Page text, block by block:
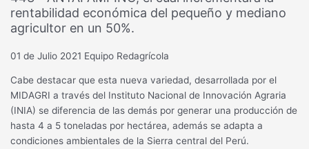
rentabilidad económica del pequeño y mediano
agricultor en un 50%.
01 de Julio 2021 Equipo Redagrícola
Cabe destacar que esta nueva variedad, desarrollada por el
MIDAGRI a través del Instituto Nacional de Innovación Agraria
(INIA) se diferencia de las demás por generar una producción de
hasta 4 a 5 toneladas por hectárea, además se adapta a
condiciones ambientales de la Sierra central del Perú.